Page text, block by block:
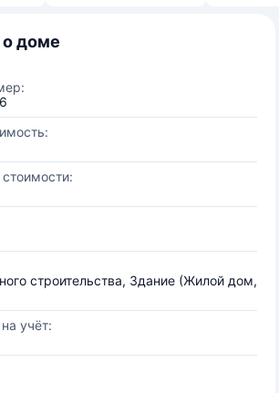
доме
строительства, Здание (Жилой дом,
учёт: